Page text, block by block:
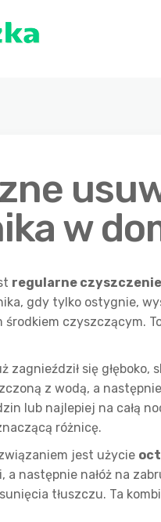
w
regularne czyszczenie
gdy tylko ostygnie,
środkiem czyszczącym.
zagnieździł się głęboko,
z wodą, a
lub najlepiej na całą
różnicę.
jest użycie
a następnie nałóż na
tłuszczu. Ta